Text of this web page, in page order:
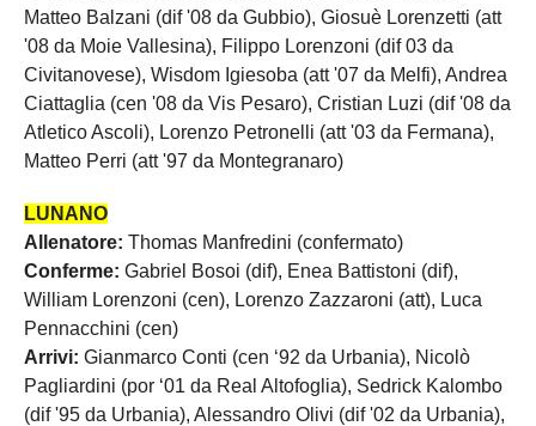
Matteo Balzani (dif '08 da Gubbio), Giosuè Lorenzetti (att
'08 da Moie Vallesina), Filippo Lorenzoni (dif 03 da
Civitanovese), Wisdom Igiesoba (att '07 da Melfi), Andrea
Ciattaglia (cen '08 da Vis Pesaro), Cristian Luzi (dif '08 da
Atletico Ascoli), Lorenzo Petronelli (att '03 da Fermana),
Matteo Perri (att '97 da Montegranaro)
LUNANO
Allenatore: Thomas Manfredini (confermato)
Conferme: Gabriel Bosoi (dif), Enea Battistoni (dif),
William Lorenzoni (cen), Lorenzo Zazzaroni (att), Luca
Pennacchini (cen)
Arrivi: Gianmarco Conti (cen ‘92 da Urbania), Nicolò
Pagliardini (por ‘01 da Real Altofoglia), Sedrick Kalombo
(dif '95 da Urbania), Alessandro Olivi (dif '02 da Urbania),